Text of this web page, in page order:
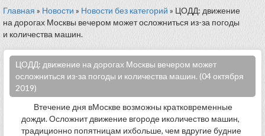
Главная » Новости » Новости без категорий » ЦОДД: движение
на дорогах Москвы вечером может осложниться из-за погоды
и количества машин.
ЦОДД: движение на дорогах Москвы вечером может
осложниться из-за погоды и количества машин. (04 октября
2019)
Втечение дня вМоскве возможны кратковременные
дожди. Осложнит движение вгороде иколичество машин,
традиционно попятницам ихбольше, чем вдругие будние